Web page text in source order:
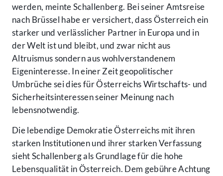
werden, meinte Schallenberg. Bei seiner Amtsreise
nach Brüssel habe er versichert, dass Österreich ein
starker und verlässlicher Partner in Europa und in
der Welt ist und bleibt, und zwar nicht aus
Altruismus sondern aus wohlverstandenem
Eigeninteresse. In einer Zeit geopolitischer
Umbrüche sei dies für Österreichs Wirtschafts- und
Sicherheitsinteressen seiner Meinung nach
lebensnotwendig.
Die lebendige Demokratie Österreichs mit ihren
starken Institutionen und ihrer starken Verfassung
sieht Schallenberg als Grundlage für die hohe
Lebensqualität in Österreich. Dem gebühre Achtung